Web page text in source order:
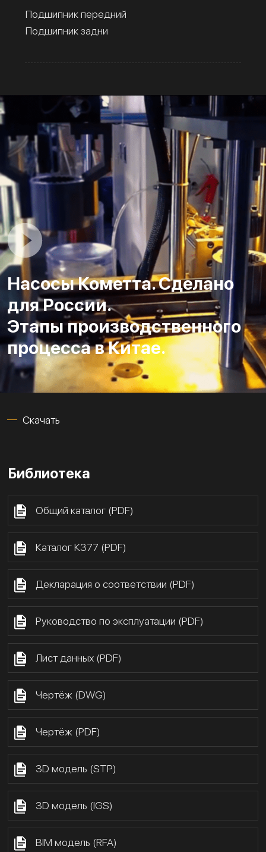
Подшипник передний
Подшипник задни
Насосы Кометта. Сделано
для России.
Этапы производственного
процесса в Китае.
Скачать
Библиотека
Общий каталог (PDF)
Каталог К377 (PDF)
Декларация о соответствии (PDF)
Руководство по эксплуатации (PDF)
Лист данных (PDF)
Чертёж (DWG)
Чертёж (PDF)
3D модель (STP)
3D модель (IGS)
BIM модель (RFA)